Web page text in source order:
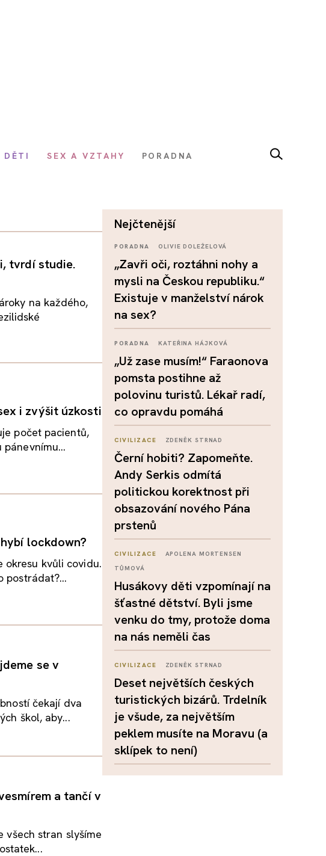
DĚTI SEX A VZTAHY PORADNA
tvrdí studie.
na každého,
i zvýšit úzkosti
počet pacientů,
lockdown?
okresu kvůli covidu.
postrádat?...
se v
čekají dva
škol, aby...
a tančí v
všech stran slyšíme
nejčtenější
PORADNA OLIVIE DOLEŽELOVÁ
„Zavři oči, roztáhni nohy a
mysli na Českou republiku.“
Existuje v manželství nárok
na sex?
PORADNA KATEŘINA HÁJKOVÁ
„Už zase musím!“ Faraonova
pomsta postihne až
polovinu turistů. Lékař radí,
co opravdu pomáhá
CIVILIZACE ZDENĚK STRNAD
Černí hobiti? Zapomeňte.
Andy Serkis odmítá
politickou korektnost při
obsazování nového Pána
prstenů
CIVILIZACE
APOLENA MORTENSEN
TŮMOVÁ
Husákovy děti vzpomínají na
šťastné dětství. Byli jsme
venku do tmy, protože doma
na nás neměli čas
CIVILIZACE ZDENĚK STRNAD
Deset největších českých
turistických bizárů. Trdelník
je všude, za největším
peklem musíte na Moravu (a
sklípek to není)